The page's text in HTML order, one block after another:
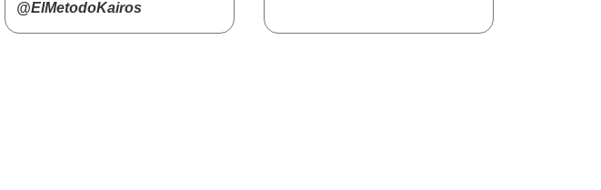
@ElMetodoKairos